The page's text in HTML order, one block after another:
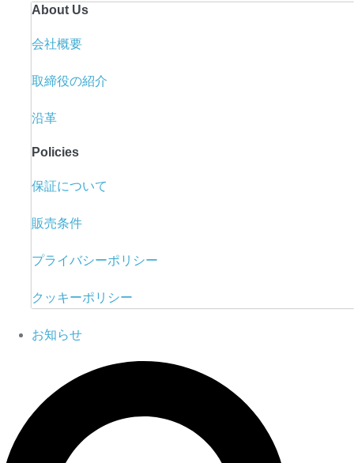
About Us
会社概要
取締役の紹介
沿革
Policies
保証について
販売条件
プライバシーポリシー
クッキーポリシー
お知らせ